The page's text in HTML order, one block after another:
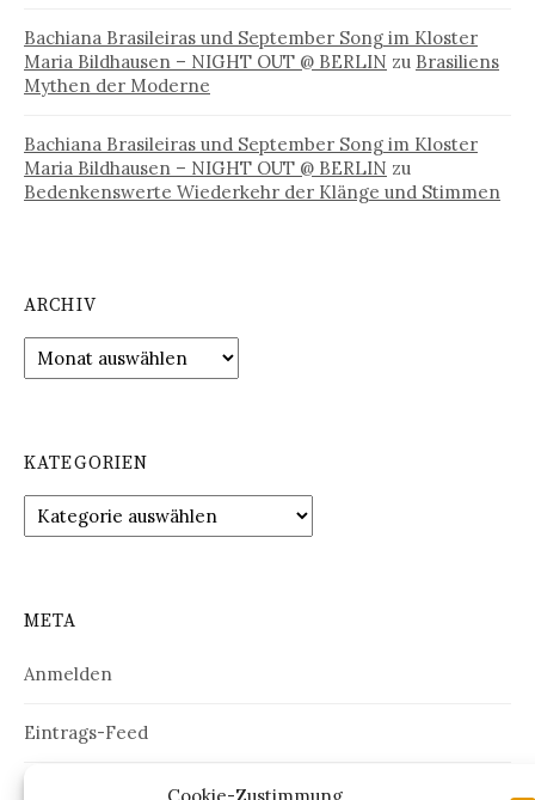
Bachiana Brasileiras und September Song im Kloster
Maria Bildhausen – NIGHT OUT @ BERLIN zu Brasiliens
Mythen der Moderne
Bachiana Brasileiras und September Song im Kloster
Maria Bildhausen – NIGHT OUT @ BERLIN zu
Bedenkenswerte Wiederkehr der Klänge und Stimmen
ARCHIV
Archiv
KATEGORIEN
Kategorien
META
Anmelden
Eintrags-Feed
Kommentar-Feed